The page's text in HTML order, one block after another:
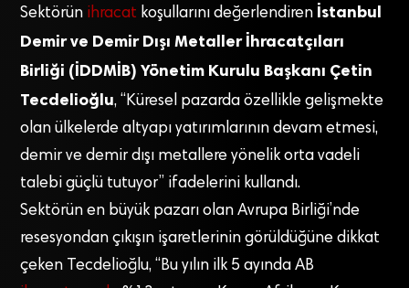
Sektörün ihracat koşullarını değerlendiren İstanbul
Demir ve Demir Dışı Metaller İhracatçıları
Birliği (İDDMİB) Yönetim Kurulu Başkanı Çetin
Tecdelioğlu, “Küresel pazarda özellikle gelişmekte
olan ülkelerde altyapı yatırımlarının devam etmesi,
demir ve demir dışı metallere yönelik orta vadeli
talebi güçlü tutuyor” ifadelerini kullandı.
Sektörün en büyük pazarı olan Avrupa Birliği’nde
resesyondan çıkışın işaretlerinin görüldüğüne dikkat
çeken Tecdelioğlu, “Bu yılın ilk 5 ayında AB